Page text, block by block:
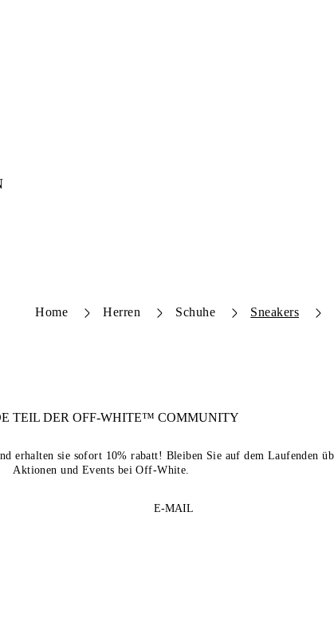
Home Herren Schuhe Sneakers
TEIL DEROFF-WHITE™ COMMUNITY
erhalten sie sofort 10% rabatt! Bleiben Sie auf dem Laufenden
Aktionen und Events bei Off-White.
E-MAIL